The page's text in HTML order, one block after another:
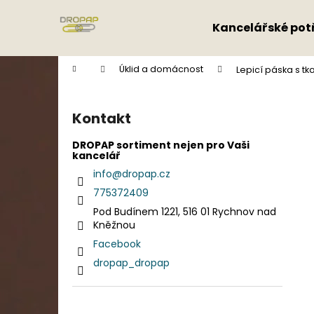
Kancelářské
Domů Úklid a domácnost Lepicí páska s
Kontakt
DROPAP sortiment nejen pro Vaši
kancelář
info@dropap.cz
775372409
Pod Budínem 1221, 516 01 Rychnov nad
Kněžnou
Facebook
dropap_dropap
í
Zpět
do
Zpět
do